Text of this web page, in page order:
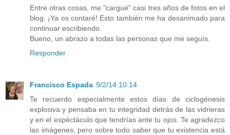
Entre otras cosas, me "cargué" casi tres años de fotos en el
blog. ¡Ya os contaré! Esto también me ha desanimado para
continuar escribiendo.
Bueno, un abrazo a todas las personas que me seguís.
Responder
Francisco Espada 9/2/14 10:14
Te recuerdo especialmente estos días de ciclogénesis
explosiva y pensaba en tu integridad detrás de las vidrieras
y en el espéctáculo que tendrías ante tu ojos. Te agradezco
las imágenes, pero sobre todo saber que tu existencia está